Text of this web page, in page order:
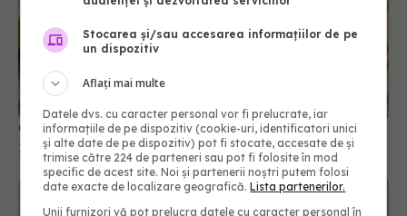
Cum salvezi supa prea sărată cu o felie de pâine
10 feb 2026, 20:00
Stocarea și/sau accesarea informațiilor de pe
un dispozitiv
Aflați mai multe
Datele dvs. cu caracter personal vor fi prelucrate, iar
informațiile de pe dispozitiv (cookie-uri, identificatori unici
și alte date de pe dispozitiv) pot fi stocate, accesate de și
trimise către 224 de parteneri sau pot fi folosite în mod
specific de acest site. Noi și partenerii noștri putem folosi
date exacte de localizare geografică.Lista partenerilor.
Unii furnizori vă pot prelucra datele cu caracter personal în